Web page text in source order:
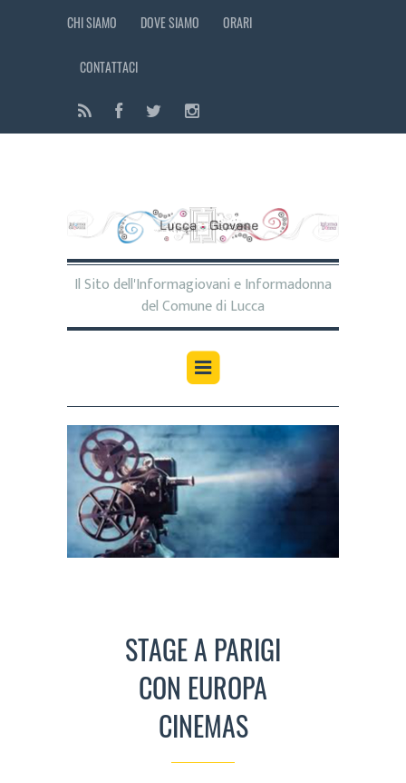
CHI SIAMO DOVE SIAMO ORARI
CONTATTACI
Il Sito dell'Informagiovani e Informadonna
del Comune di Lucca
STAGE A PARIGI
CON EUROPA
CINEMAS